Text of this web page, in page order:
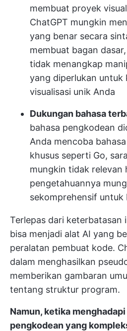
membuat proyek
ChatGPT mungkin
yang benar secara
membuat bagan
tidak menangkap
yang diperlukan untuk
visualisasi unik Anda
Dukungan bahasa
bahasa pengkodean
Anda mencoba
khusus seperti Go,
mungkin tidak relevan
pengetahuannya
sekomprehensif
Terlepas dari keterbatasan
bisa menjadi alat AI yang
peralatan pembuat kode.
dalam menghasilkan
memberikan gambaran
tentang struktur program.
Namun, ketika
pengkodean yang